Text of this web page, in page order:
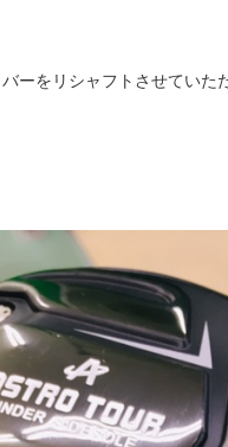
ーをリシャフトさせていた